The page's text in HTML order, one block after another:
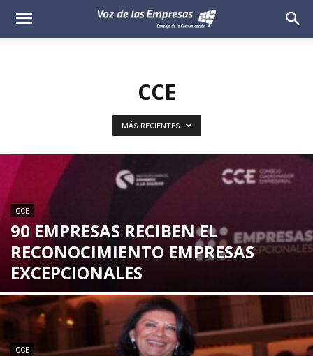
Voz
CCE
MÁS RECIENTES
CCE
90 EMPRESAS RECIBEN EL
RECONOCIMIENTO EMPRESAS
EXCEPCIONALES
CCE